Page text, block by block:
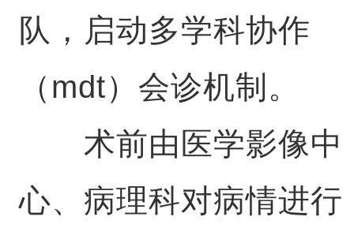
队，启动多学科协作
（mdt）会诊机制。
术前由医学影像中
心、病理科对病情进行